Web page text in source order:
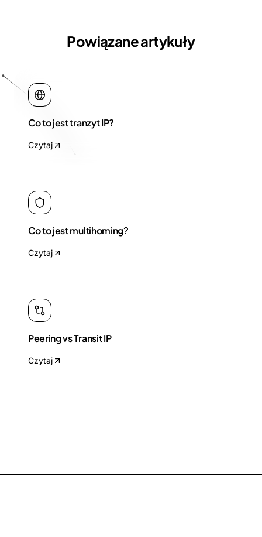
Powiązane artykuły
Co to jest tranzyt IP?
Czytaj
Co to jest multihoming?
Czytaj
Peering vs Transit IP
Czytaj